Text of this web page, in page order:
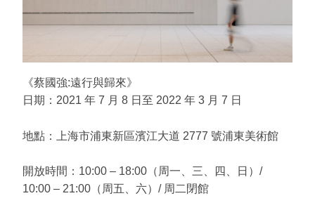
《蔡國強:遠行與歸來》
日期： 2021 年 7 月 8 日至 2022 年 3 月 7 日
地點：上海市浦東新區濱江大道 2777 號浦東美術館
開放時間： 10:00 – 18:00 （周一、三、四、日）/
10:00 – 21:00 （周五、六）/ 周二閉館